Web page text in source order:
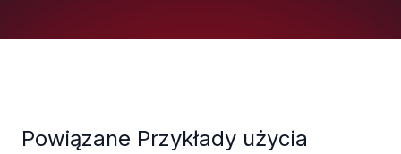
Powiązane Przykłady użycia